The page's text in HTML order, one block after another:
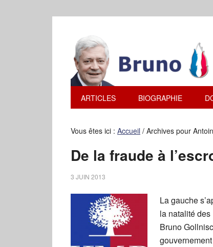
ARTICLES BIOGRAPHIE
Vous êtes ici : Accueil / Archives pour
De la fraude à
3 JUIN 2013
La gauche
la natalité
Bruno